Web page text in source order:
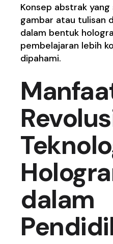
Konsep abstrak
gambar atau tulisan
dalam bentuk
pembelajaran lebih
dipahami.
dalam